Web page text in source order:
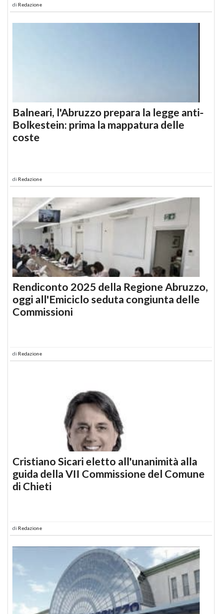
di Redazione
Balneari, l'Abruzzo prepara la legge anti-
Bolkestein: prima la mappatura delle
coste
di Redazione
Rendiconto 2025 della Regione Abruzzo,
oggi all'Emiciclo seduta congiunta delle
Commissioni
di Redazione
Cristiano Sicari eletto all'unanimità alla
guida della VII Commissione del Comune
di Chieti
di Redazione